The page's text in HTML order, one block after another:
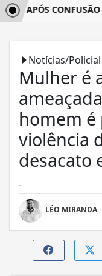
APÓS CONFUSÃO EM
Notícias/Policial
Mulher é
homem
violência
desacato
.
LÉO MIRANDA